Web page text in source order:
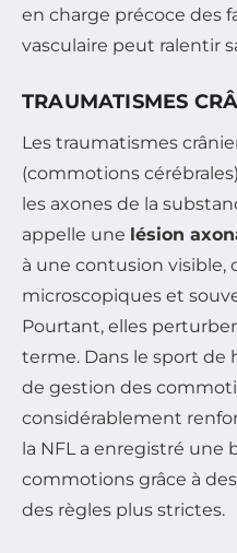
en charge précoce des
vasculaire peut ralentir
TRAUMATISMES
Les traumatismes
(commotions
les axones de la
appelle une lésion
à une contusion visible,
microscopiques et
Pourtant, elles
terme. Dans le sport de
de gestion des
considérablement
la NFL a enregistré une
commotions grâce à
des règles plus strictes.